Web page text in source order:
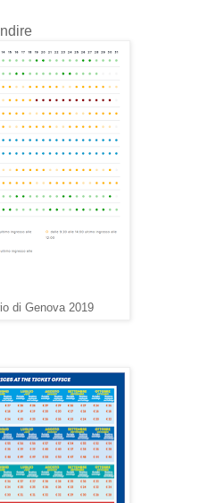
di Genova 2019